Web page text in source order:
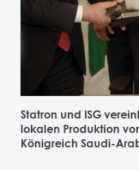
Statron und ISG
lokalen Produktion
Königreich Saudi-